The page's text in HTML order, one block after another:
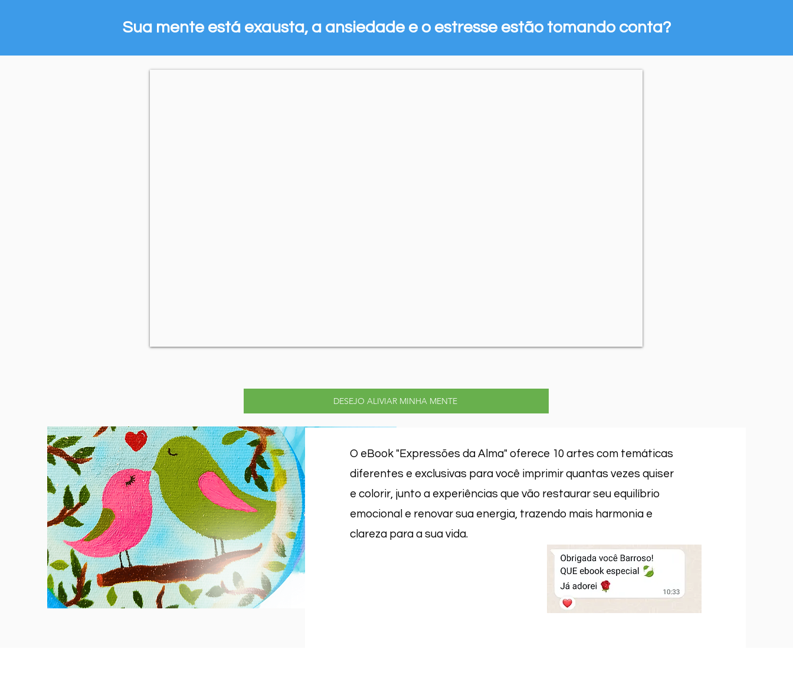
Sua mente está exausta, a ansiedade e o estresse estão tomando conta?
DESEJO ALIVIAR MINHA MENTE
O eBook "Expressões da Alma" oferece 10 artes com temáticas
diferentes e exclusivas para você imprimir quantas vezes quiser
e colorir, junto a experiências que vão restaurar seu equilíbrio
emocional e renovar sua energia, trazendo mais harmonia e
clareza para a sua vida.